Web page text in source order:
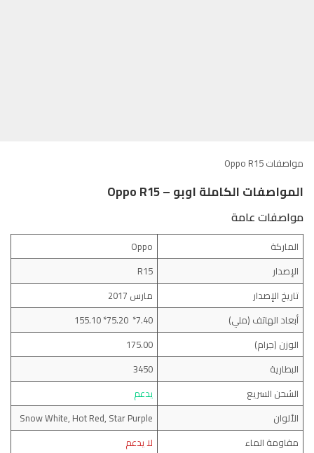
مواصفات Oppo R15
المواصفات الكاملة اوبو – Oppo R15
مواصفات عامة
الماركة
Oppo
الإصدار
R15
تاريخ الإصدار
مارس 2017
أبعاد الهاتف (ملي)
7.40* 75.20* 155.10
الوزن (جرام)
175.00
البطارية
3450
الشحن السريع
يدعم
الألوان
Snow White, Hot Red, Star Purple
مقاومة الماء
لا يدعم